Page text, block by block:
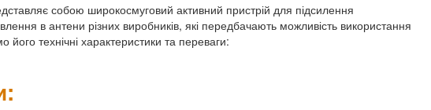
собою широкосмуговий активний пристрій для підсилення
в антени різних виробників, які передбачають можливість використання
технічні характеристики та переваги: